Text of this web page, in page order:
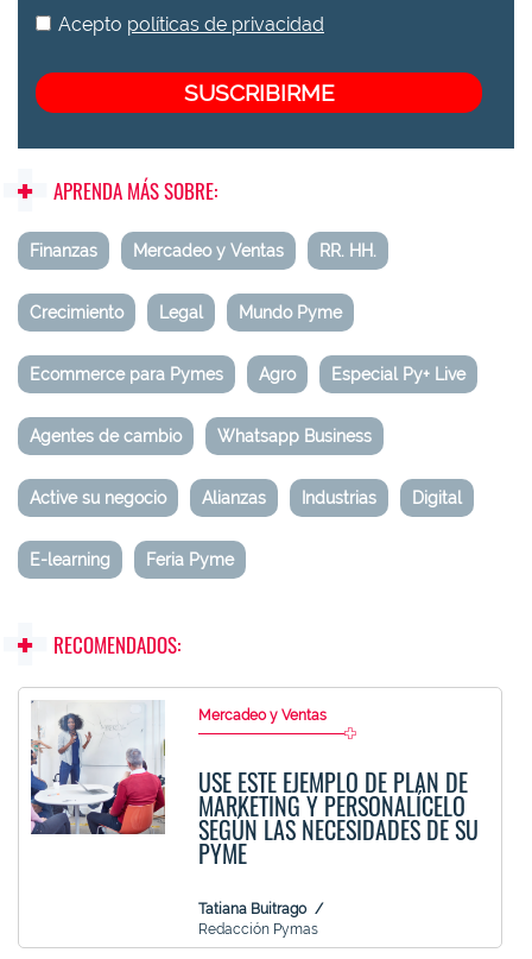
Acepto políticas de privacidad
APRENDA MÁS SOBRE:
Finanzas Mercadeo y Ventas RR. HH.
Crecimiento Legal Mundo Pyme
Ecommerce para Pymes Agro Especial Py+ Live
Agentes de cambio Whatsapp Business
Active su negocio Alianzas Industrias Digital
E-learning Feria Pyme
RECOMENDADOS:
Mercadeo y Ventas
USE ESTE EJEMPLO DE PLAN DE
MARKETING Y PERSONALÍCELO
SEGÚN LAS NECESIDADES DE SU
PYME
Tatiana Buitrago
Redacción Pymas